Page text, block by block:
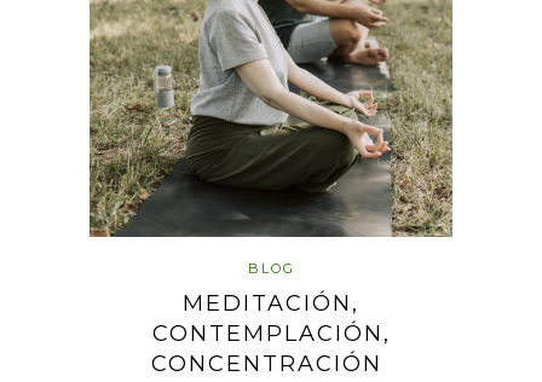
BLOG
MEDITACIÓN,
CONTEMPLACIÓN,
CONCENTRACIÓN